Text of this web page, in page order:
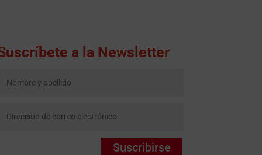
a la Newsletter
Suscribirse